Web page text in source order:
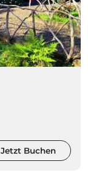
Jetzt Buchen